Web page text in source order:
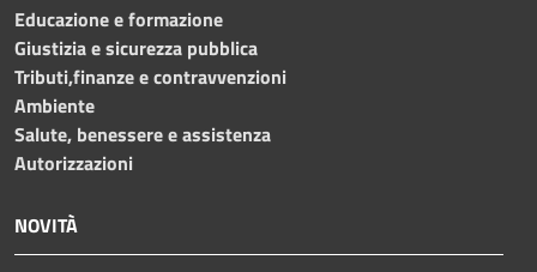
Educazione e formazione
Giustizia e sicurezza pubblica
Tributi,finanze e contravvenzioni
Ambiente
Salute, benessere e assistenza
Autorizzazioni
NOVITÀ